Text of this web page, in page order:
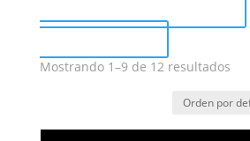
Mostrando 1–9 de 12 resultados